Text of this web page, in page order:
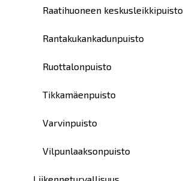
Raatihuoneen keskusleikkipuisto
Rantakukankadunpuisto
Ruottalonpuisto
Tikkamäenpuisto
Varvinpuisto
Vilpunlaaksonpuisto